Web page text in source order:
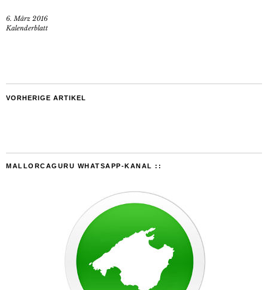
6. März 2016
Kalenderblatt
VORHERIGE ARTIKEL
MALLORCAGURU WHATSAPP-KANAL ::